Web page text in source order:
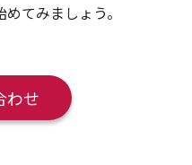
てみましょう。
わせ